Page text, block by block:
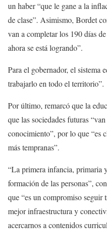
un haber “que le gane a la
de clase”. Asimismo, Bordet
van a completar los 190 días
ahora se está logrando”.
Para el gobernador, el sistema
trabajarlo en todo el territorio”.
Por último, remarcó que la
que las sociedades futuras
conocimiento”, por lo que “es
más tempranas”.
“La primera infancia, primaria
formación de las personas”,
que “es un compromiso seguir
mejor infraestructura y
acercarnos a contenidos